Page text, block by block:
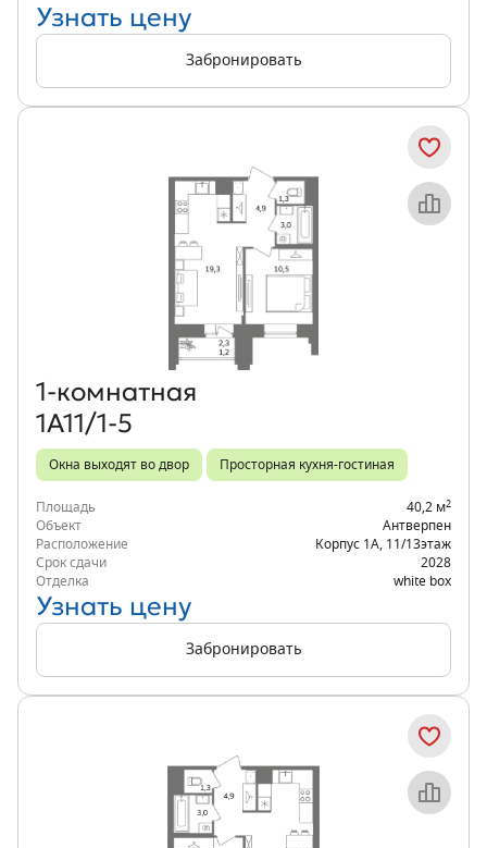
Узнать цену
Забронировать
Объект месяца
1‑комнатная
1А11/1-5
Окна выходят во двор Просторная кухня-гостиная
Площадь 40,2 м2
Объект
Антверпен
Расположение
Корпус 1А 11/13этаж
Срок сдачи
2028
Отделка
white box
Узнать цену
Забронировать